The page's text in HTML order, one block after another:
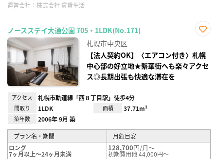
運営会社： 株式会社 賃貸生活
ノースステイ大通公園 705・1LDK(No.171)
り登
録
札幌市中央区
【法人契約OK】〈エアコン付き〉札幌
中心部の好立地★繫華街へも楽々アクセ
ス◎長期出張も快適な滞在を
アクセス 札幌市軌道線「西８丁目駅」徒歩4分
間取り 1LDK 面積 37.71m²
築年数 2006年 9月 築
プラン名・期間
月額目安
ロング
7ヶ月以上～24ヶ月未満
128,700円/月～
初期費用他 44,000円～